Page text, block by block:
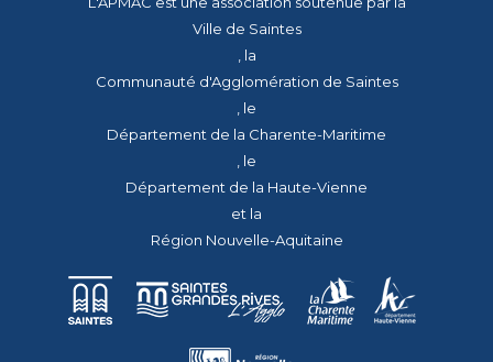
Ville de Saintes
, la
Communauté d'Agglomération de Saintes
, le
Département de la Charente-Maritime
, le
Département de la Haute-Vienne
et la
Région Nouvelle-Aquitaine